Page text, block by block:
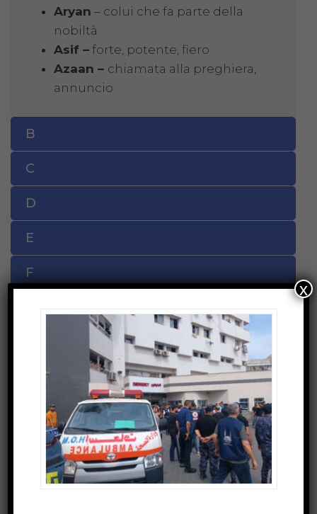
Aryan – colui che fa parte della
nobiltà
Asif – forte, potente, fiero
Azaan – chiamata alla preghiera,
annuncio
B
C
D
E
F
x